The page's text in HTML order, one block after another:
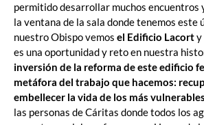
permitido desarrollar muchos encuentros
la ventana de la sala donde tenemos este
nuestro Obispo vemos el Edificio Lacorty
es una oportunidad y reto en nuestra
inversión de la reforma de este edificio
metáfora del trabajo que hacemos:
embellecer la vida de los más
las personas de Cáritas donde todos los